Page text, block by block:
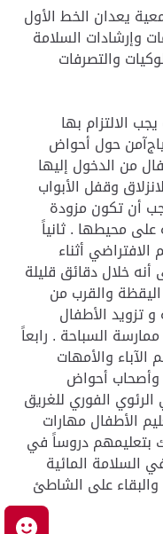
يعدان الخط الأول
وإرشادات السلامة
والتصرفات
الالتزام بها
من الدخول إليها
وقفل الأبواب
أن تكون مزودة
محيطها . ثانياً
الافتراضي أثناء
خلال دقائق قليلة
والقرب من
و تزويد الأطفال
السباحة . رابعاً
الآباء والأمهات
وأصحاب أحواض
الرئوي الفوري للغريق
الأطفال مهارات
بتعليمهم دروساً في
السلامة المائية
على الشاطئ